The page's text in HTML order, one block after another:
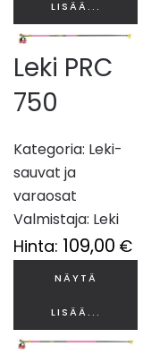
LISÄÄ...
Leki PRC
750
Kategoria: Leki-
sauvat ja
varaosat
Valmistaja: Leki
Hinta: 109,00 €
NÄYTÄ
LISÄÄ...